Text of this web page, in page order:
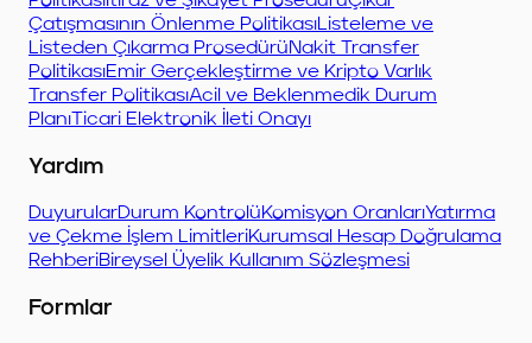
Çatışmasının Önlenme PolitikasıListeleme ve
Listeden Çıkarma ProsedürüNakit Transfer
PolitikasıEmir Gerçekleştirme ve Kripto Varlık
Transfer PolitikasıAcil ve Beklenmedik Durum
Planı Ticari Elektronik İleti Onayı
Yardım
DuyurularDurum KontrolüKomisyon OranlarıYatırma
ve Çekme İşlem LimitleriKurumsal Hesap Doğrulama
RehberiBireysel Üyelik Kullanım Sözleşmesi
Formlar